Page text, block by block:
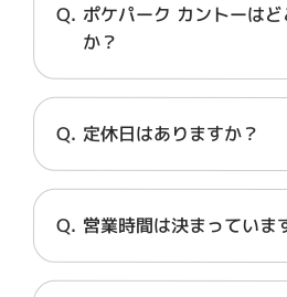
ポケパーク カントーは
か？
定休日はありますか？
営業時間は決まっていま